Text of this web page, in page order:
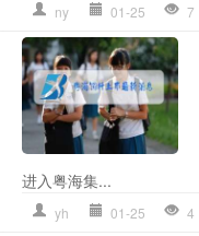
ny 01-25 7
进入粤海集...
yh 01-25 4